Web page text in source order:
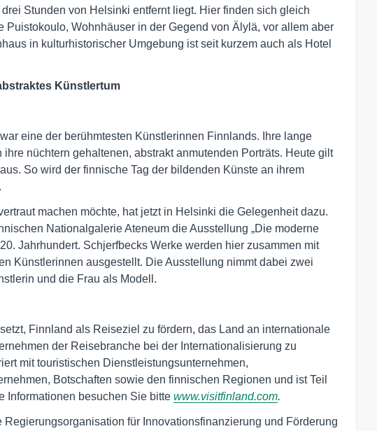
Stunden von Helsinki entfernt liegt. Hier finden sich gleich
Puistokoulo, Wohnhäuser in der Gegend von Älylä, vor allem aber
in kulturhistorischer Umgebung ist seit kurzem auch als Hotel
Künstlertum
eine der berühmtesten Künstlerinnen Finnlands. Ihre lange
nüchtern gehaltenen, abstrakt anmutenden Porträts. Heute gilt
So wird der finnische Tag der bildenden Künste an ihrem
machen möchte, hat jetzt in Helsinki die Gelegenheit dazu.
Nationalgalerie Ateneum die Ausstellung „Die moderne
Jahrhundert. Schjerfbecks Werke werden hier zusammen mit
Künstlerinnen ausgestellt. Die Ausstellung nimmt dabei zwei
und die Frau als Modell.
Finnland als Reiseziel zu fördern, das Land an internationale
der Reisebranche bei der Internationalisierung zu
mit touristischen Dienstleistungsunternehmen,
Botschaften sowie den finnischen Regionen und ist Teil
Informationen besuchen Sie bitte www.visitfinland.com.
für Innovationsfinanzierung und Förderung